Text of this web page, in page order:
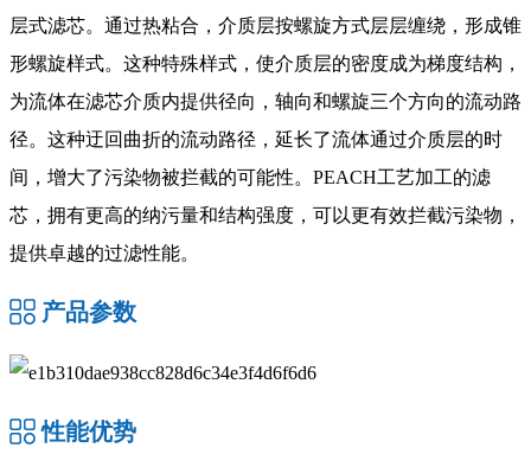
层式滤芯。通过热粘合，介质层按螺旋方式层层缠绕，形成锥
形螺旋样式。这种特殊样式，使介质层的密度成为梯度结构，
为流体在滤芯介质内提供径向，轴向和螺旋三个方向的流动路
径。这种迂回曲折的流动路径，延长了流体通过介质层的时
间，增大了污染物被拦截的可能性。PEACH工艺加工的滤
芯，拥有更高的纳污量和结构强度，可以更有效拦截污染物，
提供卓越的过滤性能。
产品参数
性能优势